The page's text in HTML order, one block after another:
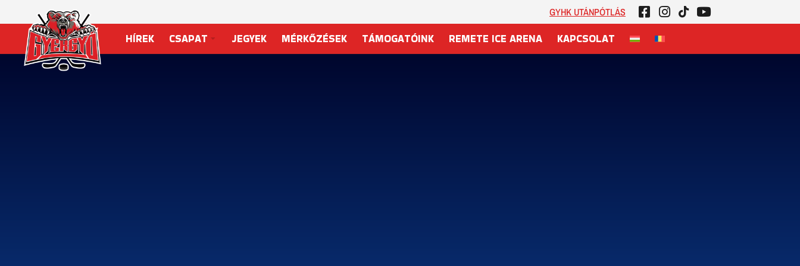
GYHK UTÁNPÓTLÁS
HÍREK CSAPAT JEGYEK MÉRKŐZÉSEK TÁMOGATÓINK REMETE ICE ARENA KAPCSOLAT